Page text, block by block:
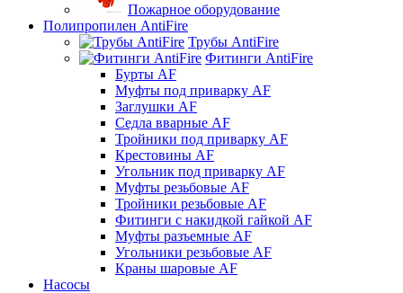
Пожарное оборудование
Полипропилен AntiFire
Трубы AntiFire
Фитинги AntiFire
Бурты AF
Муфты под приварку AF
Заглушки AF
Седла вварные AF
Тройники под приварку AF
Крестовины AF
Угольник под приварку AF
Муфты резьбовые AF
Тройники резьбовые AF
Фитинги с накидкой гайкой AF
Муфты разъемные AF
Угольники резьбовые AF
Краны шаровые AF
Насосы